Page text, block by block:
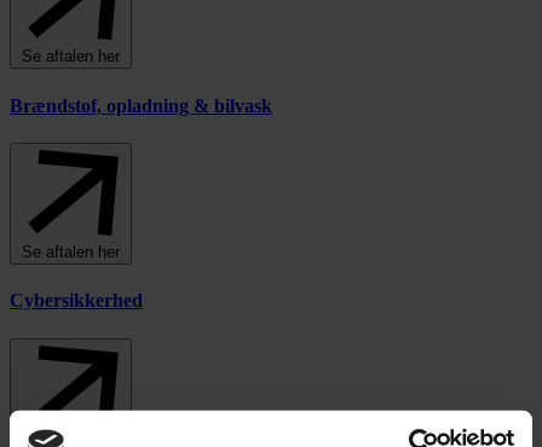
Se aftalen her
Brændstof, opladning & bilvask
Se aftalen her
Cybersikkerhed